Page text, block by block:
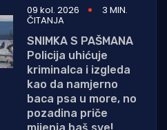
09 kol. 2026
3 MIN.
ČITANJA
SNIMKA S PAŠMANA
Policija uhićuje
kriminalca i izgleda
kao da namjerno
baca psa u more, no
pozadina priče
mijenja baš sve!